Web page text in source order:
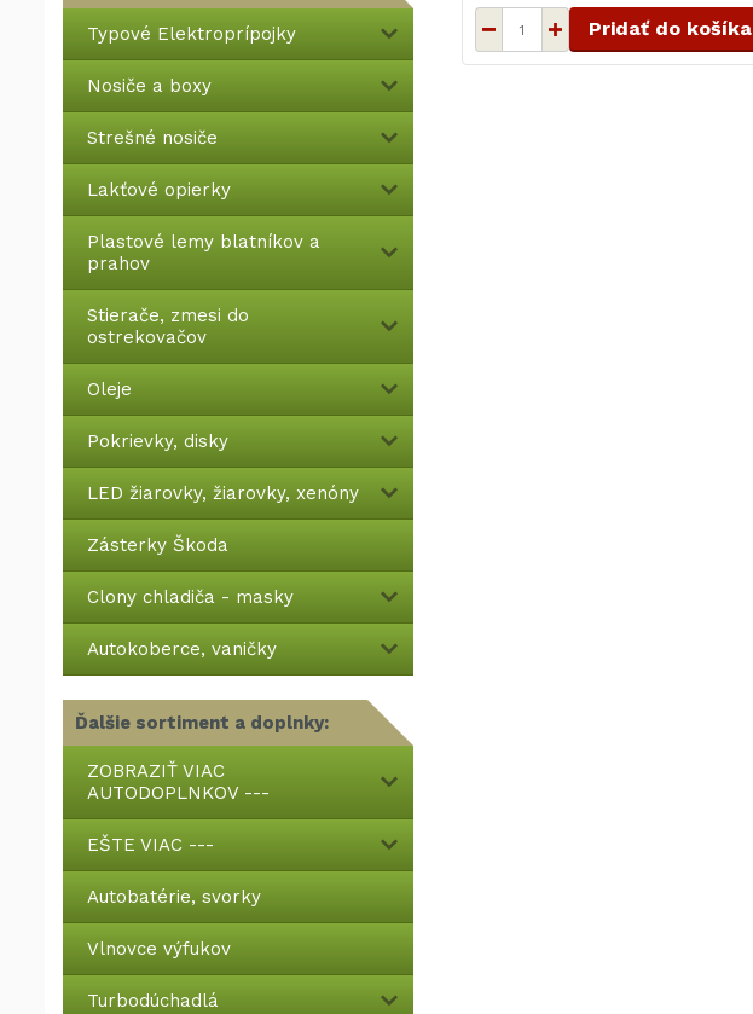
Typové Elektroprípojky
Nosiče a boxy
Strešné nosiče
Lakťové opierky
Plastové lemy blatníkov a
prahov
Stierače, zmesi do
ostrekovačov
Oleje
Pokrievky, disky
LED žiarovky, žiarovky, xenóny
Zásterky Škoda
Clony chladiča - masky
Autokoberce, vaničky
Ďalšie sortiment a doplnky:
ZOBRAZIŤ VIAC
AUTODOPLNKOV ---
EŠTE VIAC ---
Autobatérie, svorky
Vlnovce výfukov
Turbodúchadlá
Pridať do košíka